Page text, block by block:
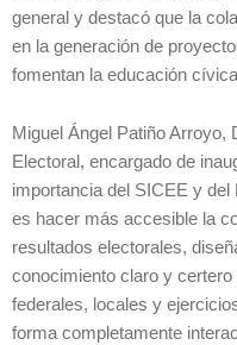
general y destacó que la
en la generación de
fomentan la educación
Miguel Ángel Patiño
Electoral, encargado de
importancia del SICEE y
es hacer más accesible la
resultados electorales,
conocimiento claro y
federales, locales y
forma completamente